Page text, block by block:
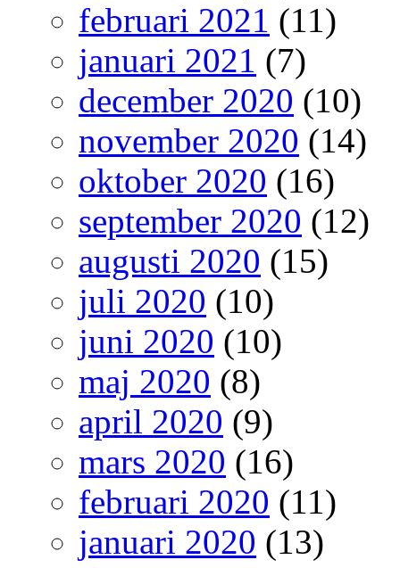
februari 2021 (11)
januari 2021 (7)
december 2020 (10)
november 2020 (14)
oktober 2020 (16)
september 2020 (12)
augusti 2020 (15)
juli 2020 (10)
juni 2020 (10)
maj 2020 (8)
april 2020 (9)
mars 2020 (16)
februari 2020 (11)
januari 2020 (13)